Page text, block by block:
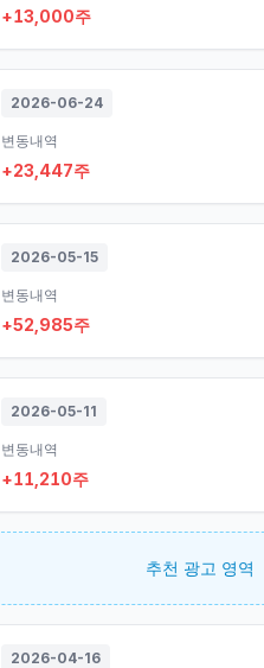
+13,000주
2026-06-24
변동내역
+23,447주
2026-05-15
변동내역
+52,985주
2026-05-11
변동내역
+11,210주
추천 광고 영역
2026-04-16